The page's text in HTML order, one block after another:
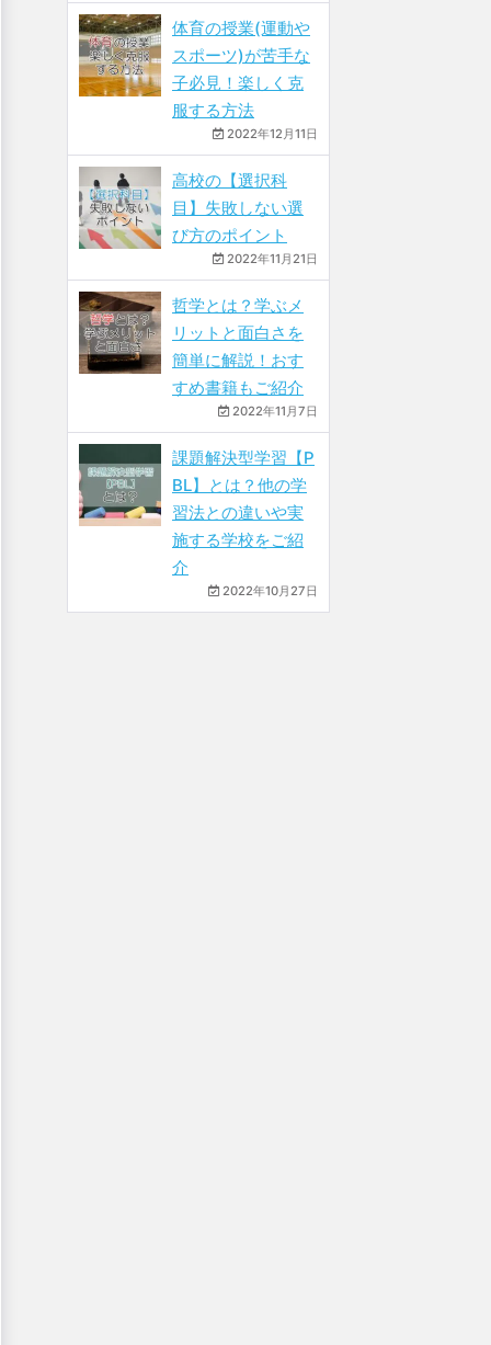
体育の授業(運動や
スポーツ)が苦手な
子必見！楽しく克
服する方法
2022年12月11日
高校の【選択科
目】失敗しない選
び方のポイント
2022年11月21日
哲学とは？学ぶメ
リットと面白さを
簡単に解説！おす
すめ書籍もご紹介
2022年11月7日
課題解決型学習【P
BL】とは？他の学
習法との違いや実
施する学校をご紹
介
2022年10月27日